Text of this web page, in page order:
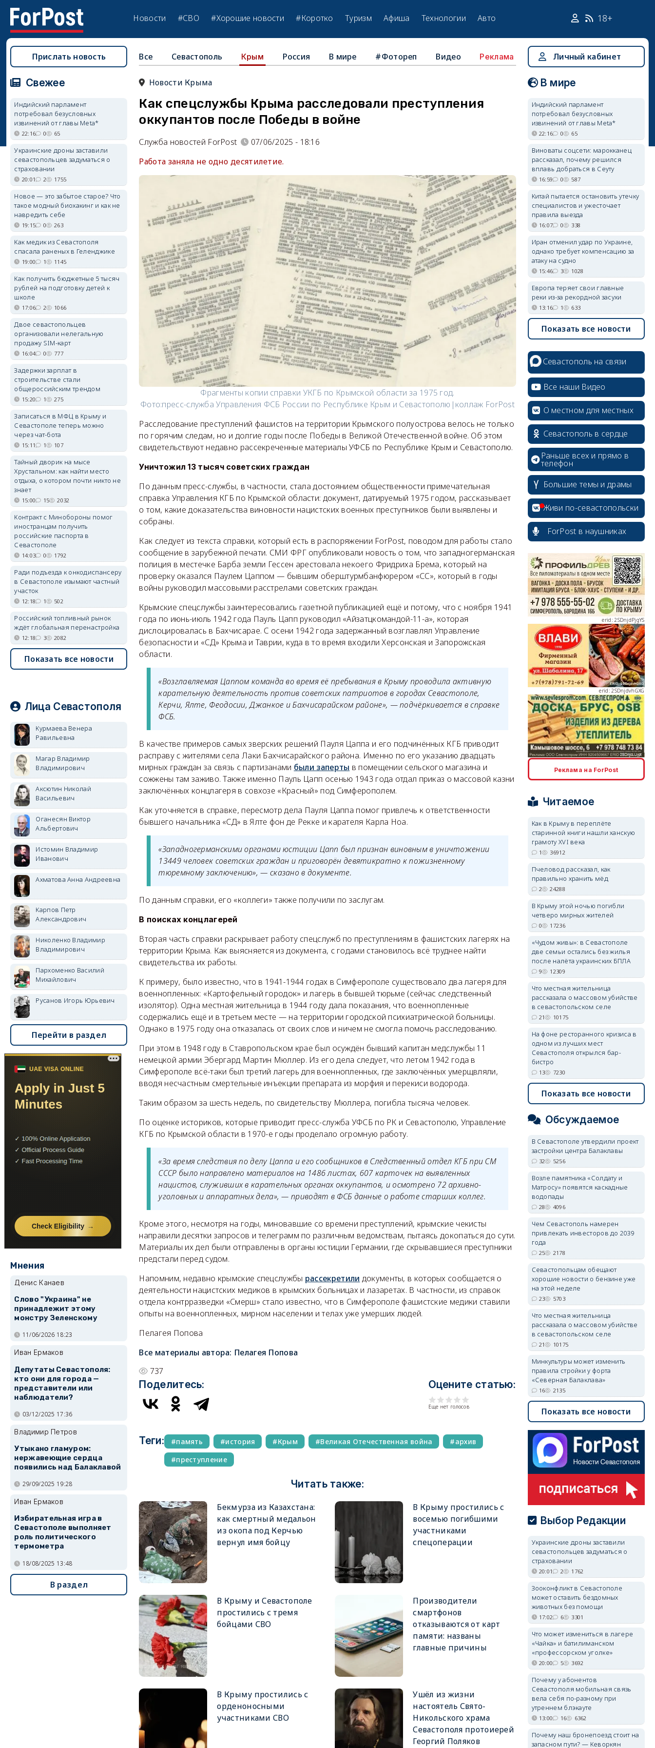
Новости #СВО #Хорошие новости #Коротко Туризм Афиша Технологии Авто 18+
Все Севастополь Крым Россия В мире #Фотореп Видео Реклама
Новости Крыма
Как спецслужбы Крыма расследовали преступления
оккупантов после Победы в войне
Служба новостей ForPost
07/06/2025 - 18:16
Работа заняла не одно десятилетие.
Фрагменты копии справки УКГБ по Крымской области за 1975 год.
Фото:пресс-служба Управления ФСБ России по Республике Крым и Севастополю|коллаж ForPost
Расследование преступлений фашистов на территории Крымского полуострова велось не только
по горячим следам, но и долгие годы после Победы в Великой Отечественной войне. Об этом
свидетельствуют недавно рассекреченные материалы УФСБ по Республике Крым и Севастополю.
Уничтожил 13 тысяч советских граждан
По данным пресс-службы, в частности, стала достоянием общественности примечательная
справка Управления КГБ по Крымской области: документ, датируемый 1975 годом, рассказывает
о том, какие доказательства виновности нацистских военных преступников были выявлены и
собраны.
Как следует из текста справки, который есть в распоряжении ForPost, поводом для работы стало
сообщение в зарубежной печати. СМИ ФРГ опубликовали новость о том, что западногерманская
полиция в местечке Барба земли Гессен арестовала некоего Фридриха Брема, который на
проверку оказался Паулем Цаппом — бывшим оберштурмбанфюрером «СС», который в годы
войны руководил массовыми расстрелами советских граждан.
Крымские спецслужбы заинтересовались газетной публикацией ещё и потому, что с ноября 1941
года по июнь-июль 1942 года Пауль Цапп руководил «Айзатцкомандой-11-а», которая
дислоцировалась в Бахчисарае. С осени 1942 года задержанный возглавлял Управление
безопасности и «СД» Крыма и Таврии, куда в то время входили Херсонская и Запорожская
области.
«Возглавляемая Цаппом команда во время её пребывания в Крыму проводила активную
карательную деятельность против советских патриотов в городах Севастополе,
Керчи, Ялте, Феодосии, Джанкое и Бахчисарайском районе», — подчёркивается в справке
ФСБ.
В качестве примеров самых зверских решений Пауля Цаппа и его подчинённых КГБ приводит
расправу с жителями села Лаки Бахчисарайского района. Именно по его указанию двадцать
мирных граждан за связь с партизанами были заперты в помещении сельского магазина и
сожжены там заживо. Также именно Пауль Цапп осенью 1943 года отдал приказ о массовой казни
заключённых концлагеря в совхозе «Красный» под Симферополем.
Как уточняется в справке, пересмотр дела Пауля Цаппа помог привлечь к ответственности
бывшего начальника «СД» в Ялте фон де Рекке и карателя Карла Ноа.
«Западногерманскими органами юстиции Цапп был признан виновным в уничтожении
13449 человек советских граждан и приговорён девятикратно к пожизненному
тюремному заключению», — сказано в документе.
По данным справки, его «коллеги» также получили по заслугам.
В поисках концлагерей
Вторая часть справки раскрывает работу спецслужб по преступлениям в фашистских лагерях на
территории Крыма. Как выясняется из документа, с годами становилось всё труднее найти
свидетельства их работы.
К примеру, было известно, что в 1941-1944 годах в Симферополе существовало два лагеря для
военнопленных: «Картофельный городок» и лагерь в бывшей тюрьме (сейчас следственный
изолятор). Одна местная жительница в 1944 году дала показания, что военнопленные
содержались ещё и в третьем месте — на территории городской психиатрической больницы.
Однако в 1975 году она отказалась от своих слов и ничем не смогла помочь расследованию.
При этом в 1948 году в Ставропольском крае был осуждён бывший капитан медслужбы 11
немецкой армии Эбергард Мартин Мюллер. Из его дела следует, что летом 1942 года в
Симферополе всё-таки был третий лагерь для военнопленных, где заключённых умерщвляли,
вводя несчастным смертельные инъекции препарата из морфия и перекиси водорода.
Таким образом за шесть недель, по свидетельству Мюллера, погибла тысяча человек.
По оценке историков, которые приводит пресс-служба УФСБ по РК и Севастополю, Управление
КГБ по Крымской области в 1970-е годы проделало огромную работу.
«За время следствия по делу Цаппа и его сообщников в Следственный отдел КГБ при СМ
СССР было направлено материалов на 1486 листах, 607 карточек на выявленных
нацистов, служивших в карательных органах оккупантов, и осмотрено 72 архивно-
уголовных и аппаратных дела», — приводят в ФСБ данные о работе старших коллег.
Кроме этого, несмотря на годы, миновавшие со времени преступлений, крымские чекисты
направили десятки запросов и телеграмм по различным ведомствам, пытаясь докопаться до сути.
Материалы их дел были отправлены в органы юстиции Германии, где скрывавшиеся преступники
предстали перед судом.
Напомним, недавно крымские спецслужбы рассекретили документы, в которых сообщается о
деятельности нацистских медиков в крымских больницах и лазаретах. В частности, из справок
отдела контрразведки «Смерш» стало известно, что в Симферополе фашистские медики ставили
опыты на военнопленных, мирном населении и телах уже умерших людей.
Пелагея Попова
Все материалы автора: Пелагея Попова
737
Поделитесь: Оцените статью:
Еще нет голосов
Теги: память история Крым Великая Отечественная война
архив
преступление
Читать также:
Бекмурза из Казахстана:
как смертный медальон
из окопа под Керчью
вернул имя бойцу
В Крыму простились с
восемью погибшими
участниками
спецоперации
В Крыму и Севастополе
простились с тремя
бойцами СВО
Производители
смартфонов
отказываются от карт
памяти: названы
главные причины
В Крыму простились с
орденоносными
участниками СВО
Ушёл из жизни
настоятель Свято-
Никольского храма
Севастополя протоиерей
Георгий Поляков
Прислать новость
Свежее
Индийский парламент
потребовал безусловных
извинений от главы Meta*
22:16 0 65
Украинские дроны заставили
севастопольцев задуматься о
страховании
20:01 2 1755
Новое — это забытое старое? Что
такое модный биохакинг и как не
навредить себе
19:15 0 263
Как медик из Севастополя
спасала раненых в Геленджике
19:00 1 1145
Как получить бюджетные 5 тысяч
рублей на подготовку детей к
школе
17:06 2 1066
Двое севастопольцев
организовали нелегальную
продажу SIM-карт
16:04 0 777
Задержки зарплат в
строительстве стали
общероссийским трендом
15:20 1 275
Записаться в МФЦ в Крыму и
Севастополе теперь можно
через чат-бота
15:11 1 107
Тайный дворик на мысе
Хрустальном: как найти место
отдыха, о котором почти никто не
знает
15:00 15 2032
Контракт с Минобороны помог
иностранцам получить
российские паспорта в
Севастополе
14:03 0 1792
Ради подъезда к онкодиспансеру
в Севастополе изымают частный
участок
12:18 1 502
Российский топливный рынок
ждёт глобальная перенастройка
12:18 3 2082
Показать все новости
Лица Севастополя
Курмаева Венера
Равильевна
Магар Владимир
Владимирович
Аксютин Николай
Васильевич
Оганесян Виктор
Альбертович
Истомин Владимир
Иванович
Ахматова Анна Андреевна
Карпов Петр
Александрович
Николенко Владимир
Владимирович
Пархоменко Василий
Михайлович
Русанов Игорь Юрьевич
Перейти в раздел
Мнения
Денис Канаев
Слово "Украина" не
принадлежит этому
монстру Зеленскому
11/06/2026 18:23
Иван Ермаков
Депутаты Севастополя:
кто они для города —
представители или
наблюдатели?
03/12/2025 17:36
Владимир Петров
Утыкано гламуром:
нержавеющие сердца
появились над Балаклавой
29/09/2025 19:28
Иван Ермаков
Избирательная игра в
Севастополе выполняет
роль политического
термометра
18/08/2025 13:48
В раздел
Личный кабинет
В мире
Индийский парламент
потребовал безусловных
извинений от главы Meta*
22:16 0 65
Виноваты соцсети: марокканец
рассказал, почему решился
вплавь добраться в Сеуту
16:59 0 587
Китай пытается остановить утечку
специалистов и ужесточает
правила выезда
16:07 0 338
Иран отменил удар по Украине,
однако требует компенсацию за
атаку на судно
15:46 3 1028
Европа теряет свои главные
реки из-за рекордной засухи
13:16 1 633
Показать все новости
Севастополь на связи
Все наши Видео
О местном для местных
Севастополь в сердце
Раньше всех и прямо в
телефон
Большие темы и драмы
Живи по-севастопольски
ForPost в наушниках
erid: 2SDnjdPjgYS
erid: 2SDnjdvhGXG
erid: 2SDnjcLUypt
erid: 2SDnjcrDNw6
erid: 2SDnjdPjgYS
Реклама на ForPost
Читаемое
Как в Крыму в переплёте
старинной книги нашли ханскую
грамоту XVI века
1 36912
Пчеловод рассказал, как
правильно хранить мёд
2 24288
В Крыму этой ночью погибли
четверо мирных жителей
0 17236
«Чудом живы»: в Севастополе
две семьи остались без жилья
после налёта украинских БПЛА
9 12309
Что местная жительница
рассказала о массовом убийстве
в севастопольском селе
21 10175
На фоне ресторанного кризиса в
одном из лучших мест
Севастополя открылся бар-
бистро
13 7230
Показать все новости
Обсуждаемое
В Севастополе утвердили проект
застройки центра Балаклавы
32 5256
Возле памятника «Солдату и
Матросу» появятся каскадные
водопады
28 4096
Чем Севастополь намерен
привлекать инвесторов до 2039
года
25 2178
Севастопольцам обещают
хорошие новости о бензине уже
на этой неделе
23 5703
Что местная жительница
рассказала о массовом убийстве
в севастопольском селе
21 10175
Минкультуры может изменить
правила стройки у форта
«Северная Балаклава»
16 2135
Показать все новости
Выбор Редакции
Украинские дроны заставили
севастопольцев задуматься о
страховании
20:01 2 1762
Зооконфликт в Севастополе
может оставить бездомных
животных без помощи
17:02 6 3301
Что может измениться в лагере
«Чайка» и батилиманском
«профессорском уголке»
20:00 5 3692
Почему у абонентов
Севастополя мобильная связь
вела себя по-разному при
утреннем блэкауте
13:00 16 6362
Почему наш бронепоезд стоит на
запасном пути? — Кеворкян